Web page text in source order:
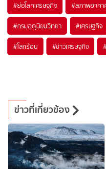
#ย่อโลกเศรษฐกิจ #สภาพอากา
#กรมอุตุนิยมวิทยา #เศรษฐกิจ
#โลกร้อน #ข่าวเศรษฐกิจ
ข่าวที่เกี่ยวข้อง